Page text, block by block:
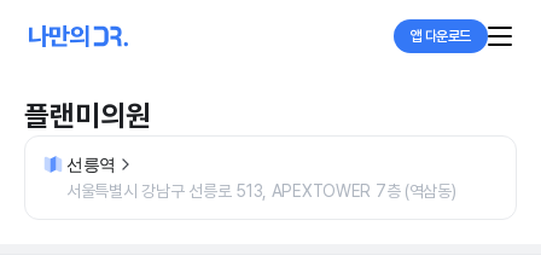
앱 다운로드
플랜미의원
선릉역
서울특별시 강남구 선릉로 513, APEXTOWER 7층 (역삼동)